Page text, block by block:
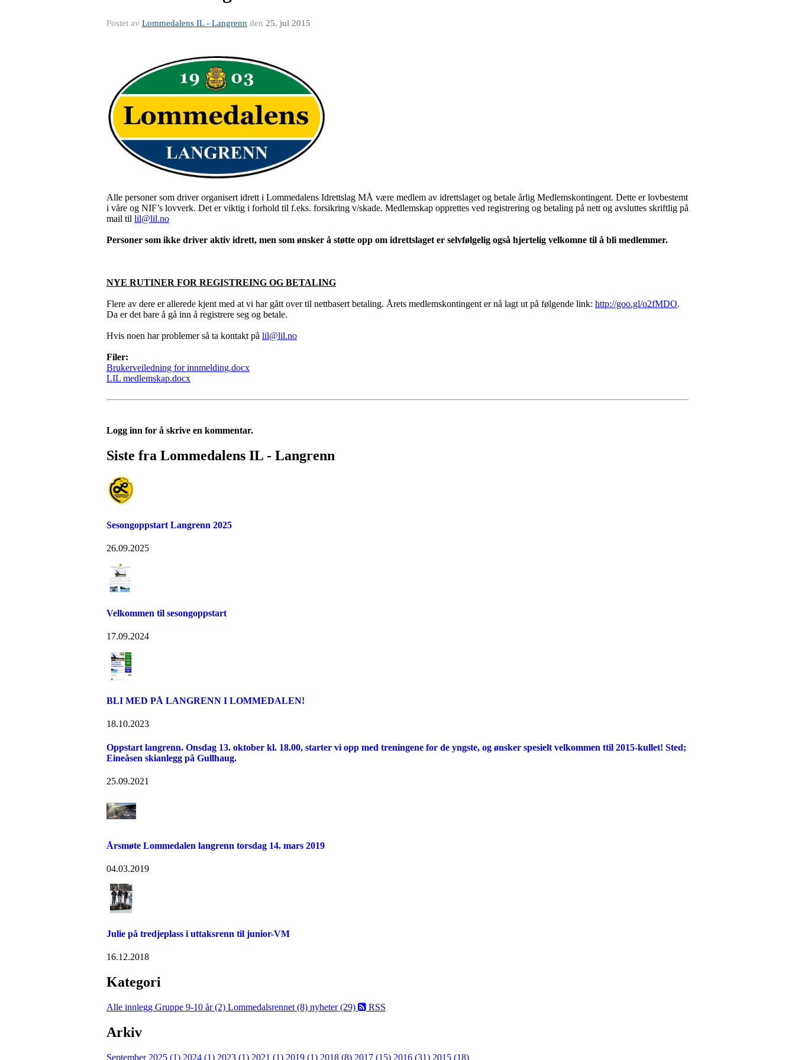
Postet av Lommedalens IL - Langrenn den 25. jul 2015
Alle personer som driver organisert idrett i Lommedalens Idrettslag MÅ være medlem av idrettslaget og betale årlig Medlemskontingent. Dette er lovbestemt
i våre og NIF’s lovverk. Det er viktig i forhold til f.eks. forsikring v/skade. Medlemskap opprettes ved registrering og betaling på nett og avsluttes skriftlig på
mail til lil@lil.no
Personer som ikke driver aktiv idrett, men som ønsker å støtte opp om idrettslaget er selvfølgelig også hjertelig velkomne til å bli medlemmer.
NYE RUTINER FOR REGISTREING OG BETALING
Flere av dere er allerede kjent med at vi har gått over til nettbasert betaling. Årets medlemskontingent er nå lagt ut på følgende link: http://goo.gl/o2fMDO.
Da er det bare å gå inn å registrere seg og betale.
Hvis noen har problemer så ta kontakt på lil@lil.no
Filer:
Brukerveiledning for innmelding.docx
LIL medlemskap.docx
Logg inn for å skrive en kommentar.
Siste fra Lommedalens IL - Langrenn
Sesongoppstart Langrenn 2025
26.09.2025
Velkommen til sesongoppstart
17.09.2024
BLI MED PÅ LANGRENN I LOMMEDALEN!
18.10.2023
Oppstart langrenn. Onsdag 13. oktober kl. 18.00, starter vi opp med treningene for de yngste, og ønsker spesielt velkommen ttil 2015-kullet! Sted;
Eineåsen skianlegg på Gullhaug.
25.09.2021
Årsmøte Lommedalen langrenn torsdag 14. mars 2019
04.03.2019
Julie på tredjeplass i uttaksrenn til junior-VM
16.12.2018
Kategori
Alle innlegg Gruppe 9-10 år (2) Lommedalsrennet (8) nyheter (29) RSS
Arkiv
September 2025 (1) 2024 (1) 2023 (1) 2021 (1) 2019 (1) 2018 (8) 2017 (15) 2016 (31) 2015 (18)